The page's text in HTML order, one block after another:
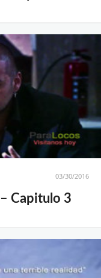
03/30/2016
Capitulo 3